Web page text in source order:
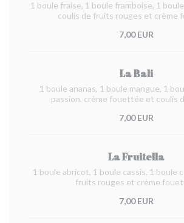
1 boule fraise, 1 boule framboise, 1
coulis de fruits rouges et crème
7,00 EUR
La Bali
1 boule ananas, 1 boule mangue, 1
passion, crème fouettée et coulis
7,00 EUR
La Fruitella
1 boule abricot, 1 boule cassis, 1 boule
fruits rouges et crème
7,00 EUR